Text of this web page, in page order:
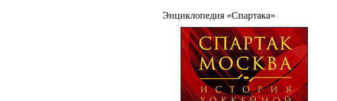
Энциклопедия «Спартака»